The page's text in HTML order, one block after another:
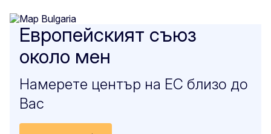
Европейският съюз
около мен
Намерете център на ЕС близо до
Вас